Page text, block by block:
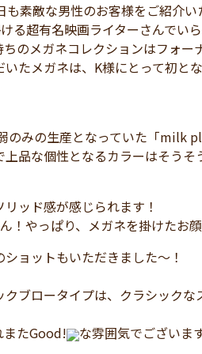
素敵な男性のお客様をご紹介い
る超有名映画ライターさんでい
のメガネコレクションはフォ
いたメガネは、K様にとって初
みの生産となっていた「milk
品な個性となるカラーはそうそ
ッド感が感じられます！
！やっぱり、メガネを掛けたお
ョットもいただきました～！
ブロータイプは、クラシック
またGood!
な雰囲気でございま